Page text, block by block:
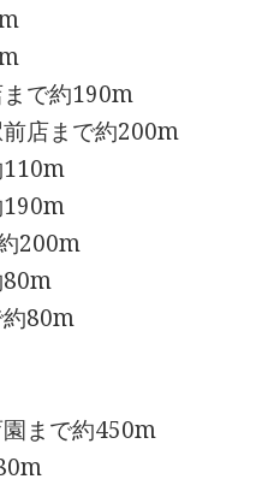
で約190m
店まで約200m
110m
190m
200m
80m
80m
まで約450m